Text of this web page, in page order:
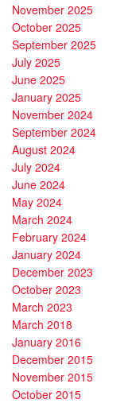
November 2025
October 2025
September 2025
July 2025
June 2025
January 2025
November 2024
September 2024
August 2024
July 2024
June 2024
May 2024
March 2024
February 2024
January 2024
December 2023
October 2023
March 2023
March 2018
January 2016
December 2015
November 2015
October 2015